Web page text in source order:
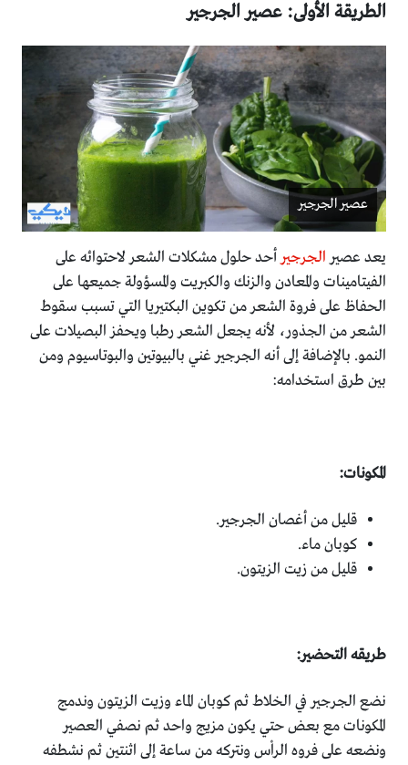
الطريقة الأولى: عصير الجرجير
عصير الجرجير
يعد عصيرالجرجيرأحد حلول مشكلات الشعر لاحتوائه على
الفيتامينات والمعادن والزنك والكبريت والمسؤولة جميعها على
الحفاظ على فروة الشعر من تكوين البكتيريا التي تسبب سقوط
الشعر من الجذور، لأنه يجعل الشعر رطبا ويحفز البصيلات على
النمو. بالإضافة إلى أنه الجرجير غني بالبيوتين والبوتاسيوم ومن
بين طرق استخدامه:
المكونات:
قليل من أغصان الجرجير.
كوبان ماء.
قليل من زيت الزيتون.
طريقه التحضير:
نضع الجرجير في الخلاط ثم كوبان الماء وزيت الزيتون وندمج
المكونات مع بعض حتي يكون مزيج واحد ثم نصفي العصير
ونضعه على فروه الراْس ونتركه من ساعة إلى اثنتين ثم نشطفه